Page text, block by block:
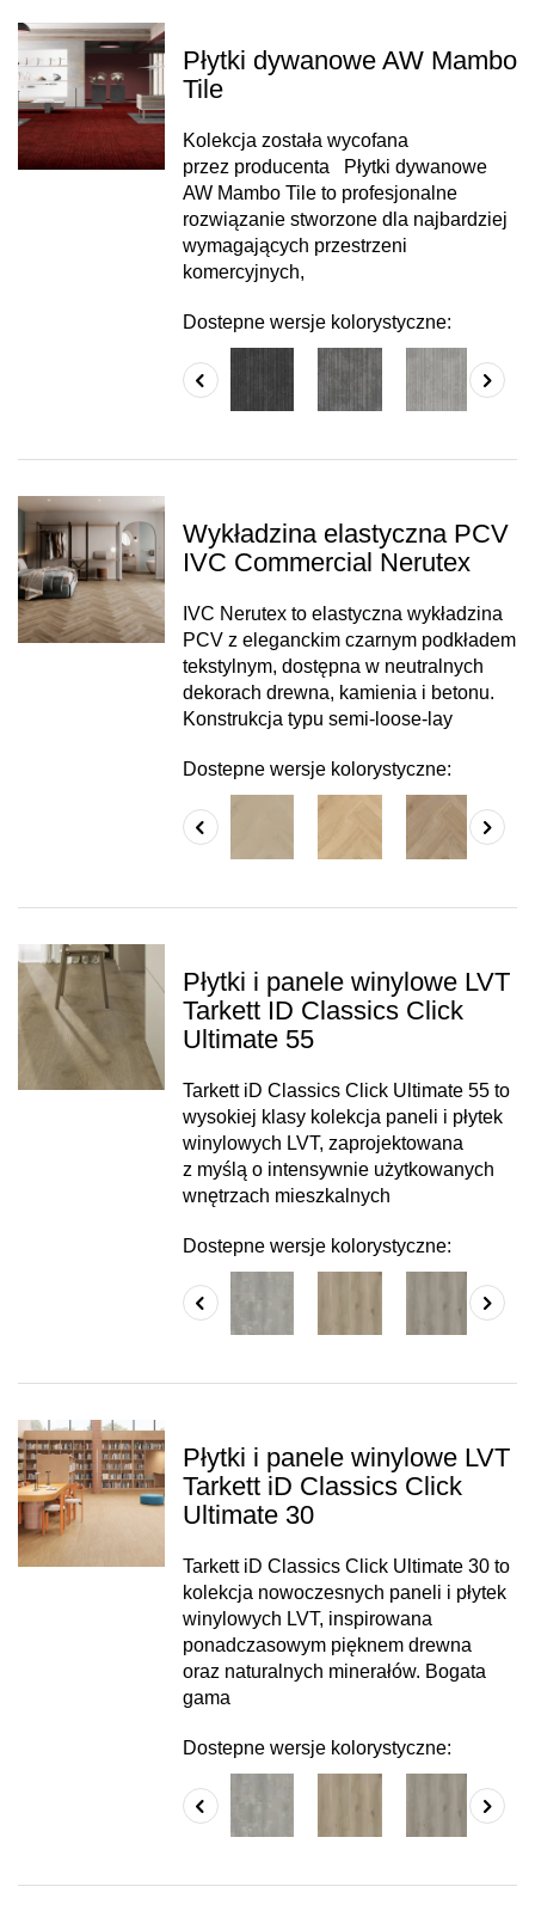
Płytki dywanowe AW Mambo
Tile
Kolekcja została wycofana
przez producenta Płytki dywanowe
AW Mambo Tile to profesjonalne
rozwiązanie stworzone dla najbardziej
wymagających przestrzeni
komercyjnych,
Dostepne wersje kolorystyczne:
Wykładzina elastyczna PCV
IVC Commercial Nerutex
IVC Nerutex to elastyczna wykładzina
PCV z eleganckim czarnym podkładem
tekstylnym, dostępna w neutralnych
dekorach drewna, kamienia i betonu.
Konstrukcja typu semi-loose-lay
Dostepne wersje kolorystyczne:
Płytki i panele winylowe LVT
Tarkett ID Classics Click
Ultimate 55
Tarkett iD Classics Click Ultimate 55 to
wysokiej klasy kolekcja paneli i płytek
winylowych LVT, zaprojektowana
z myślą o intensywnie użytkowanych
wnętrzach mieszkalnych
Dostepne wersje kolorystyczne:
Płytki i panele winylowe LVT
Tarkett iD Classics Click
Ultimate 30
Tarkett iD Classics Click Ultimate 30 to
kolekcja nowoczesnych paneli i płytek
winylowych LVT, inspirowana
ponadczasowym pięknem drewna
oraz naturalnych minerałów. Bogata
gama
Dostepne wersje kolorystyczne: